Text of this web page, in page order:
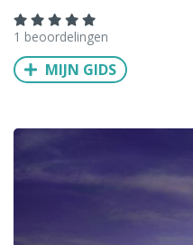
Noord-Amerika
Azië
Uitgelichte bestemmingen
Alle steden
1 beoordelingen
MIJN GIDS